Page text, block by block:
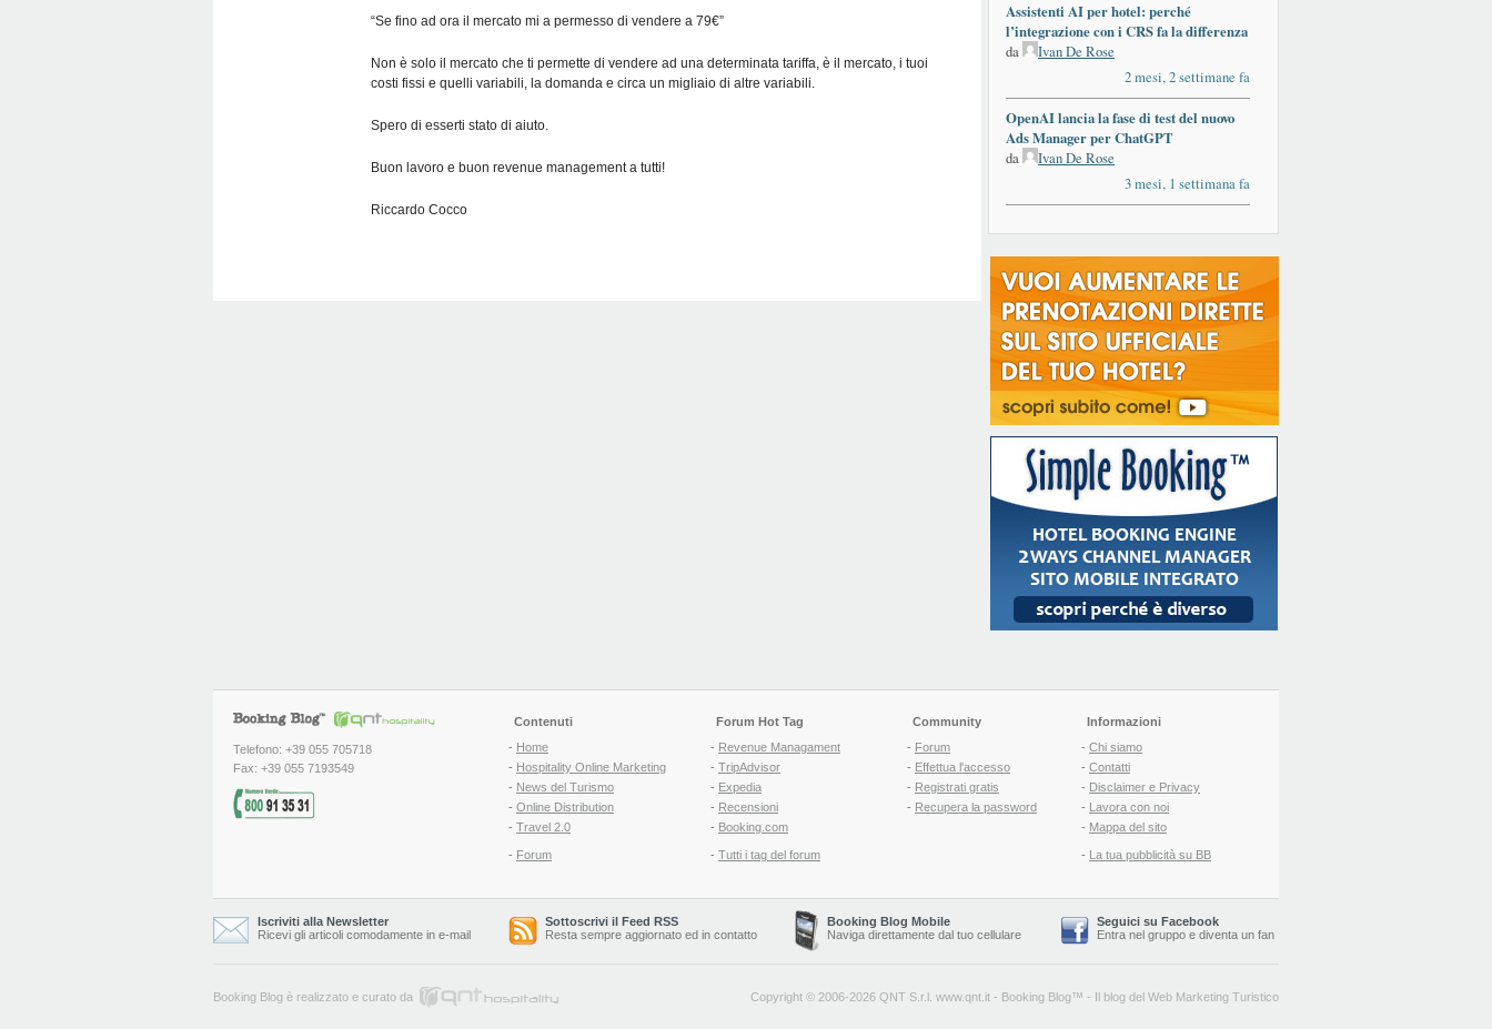
“Se fino ad ora il mercato mi a permesso di vendere a 79€”
Non è solo il mercato che ti permette di vendere ad una determinata tariffa, è il mercato, i tuoi
costi fissi e quelli variabili, la domanda e circa un migliaio di altre variabili.
Spero di esserti stato di aiuto.
Buon lavoro e buon revenue management a tutti!
Riccardo Cocco
Assistenti AI per hotel: perché
l’integrazione con i CRS fa la differenza
da
Ivan De Rose
2 mesi, 2 settimane fa
OpenAI lancia la fase di test del nuovo
Ads Manager per ChatGPT
da
Ivan De Rose
3 mesi, 1 settimana fa
Telefono: +39 055 705718
Fax: +39 055 7193549
Contenuti
- Home
- Hospitality Online Marketing
- News del Turismo
- Online Distribution
- Travel 2.0
- Forum
Forum Hot Tag
- Revenue Managament
- TripAdvisor
- Expedia
- Recensioni
- Booking.com
- Tutti i tag del forum
Community
- Forum
- Effettua l'accesso
- Registrati gratis
- Recupera la password
Informazioni
- Chi siamo
- Contatti
- Disclaimer e Privacy
- Lavora con noi
- Mappa del sito
- La tua pubblicità su BB
Iscriviti alla Newsletter
Ricevi gli articoli comodamente in e-mail
Sottoscrivi il Feed RSS
Resta sempre aggiornato ed in contatto
Booking Blog Mobile
Naviga direttamente dal tuo cellulare
Seguici su Facebook
Entra nel gruppo e diventa un fan
Booking Blog è realizzato e curato da Copyright © 2006-2026 QNT S.r.l. www.qnt.it - Booking Blog™ - Il blog del Web Marketing Turistico